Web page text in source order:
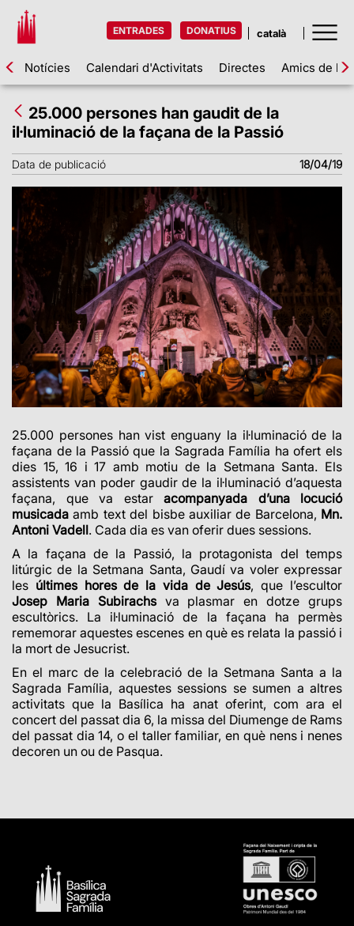
ENTRADES DONATIUS
Notícies Calendari d'Activitats Directes Amics de la
25.000 persones han gaudit de la
il·luminació de la façana de la Passió
Data de publicació 18/04/19
25.000 persones han vist enguany la il·luminació de la
façana de la Passió que la Sagrada Família ha ofert els
dies 15, 16 i 17 amb motiu de la Setmana Santa. Els
assistents van poder gaudir de la il·luminació d’aquesta
façana, que va estar acompanyada d’una locució
musicadaamb text del bisbe auxiliar de Barcelona, Mn.
Antoni Vadell. Cada dia es van oferir dues sessions.
A la façana de la Passió, la protagonista del temps
litúrgic de la Setmana Santa, Gaudí va voler expressar
les últimes hores de la vida de Jesús, que l’escultor
Josep Maria Subirachsva plasmar en dotze grups
escultòrics. La il·luminació de la façana ha permès
rememorar aquestes escenes en què es relata la passió i
la mort de Jesucrist.
En el marc de la celebració de la Setmana Santa a la
Sagrada Família, aquestes sessions se sumen a altres
activitats que la Basílica ha anat oferint, com ara el
concert del passat dia 6, la missa del Diumenge de Rams
del passat dia 14, o el taller familiar, en què nens i nenes
decoren un ou de Pasqua.